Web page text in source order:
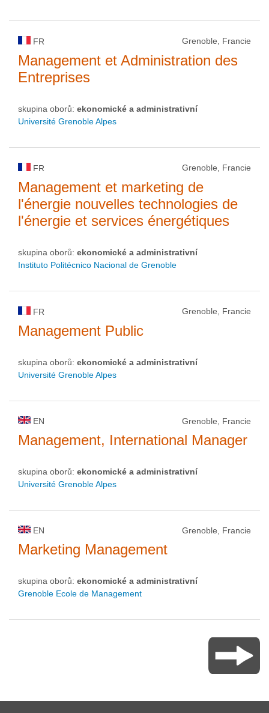
FR Grenoble, Francie
Management et Administration des
Entreprises
skupina oborů: ekonomické a administrativní
Université Grenoble Alpes
FR Grenoble, Francie
Management et marketing de
l'énergie nouvelles technologies de
l'énergie et services énergétiques
skupina oborů: ekonomické a administrativní
Instituto Politécnico Nacional de Grenoble
FR Grenoble, Francie
Management Public
skupina oborů: ekonomické a administrativní
Université Grenoble Alpes
EN Grenoble, Francie
Management, International Manager
skupina oborů: ekonomické a administrativní
Université Grenoble Alpes
EN Grenoble, Francie
Marketing Management
skupina oborů: ekonomické a administrativní
Grenoble Ecole de Management